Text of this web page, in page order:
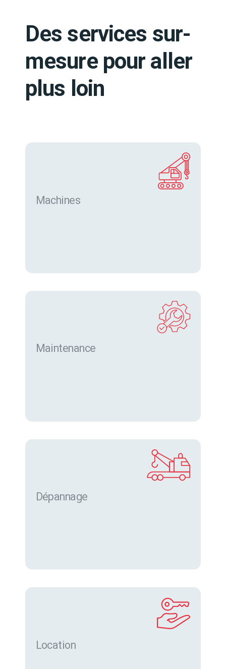
Des services sur-
mesure pour aller
plus loin
Machines
Maintenance
Dépannage
Location